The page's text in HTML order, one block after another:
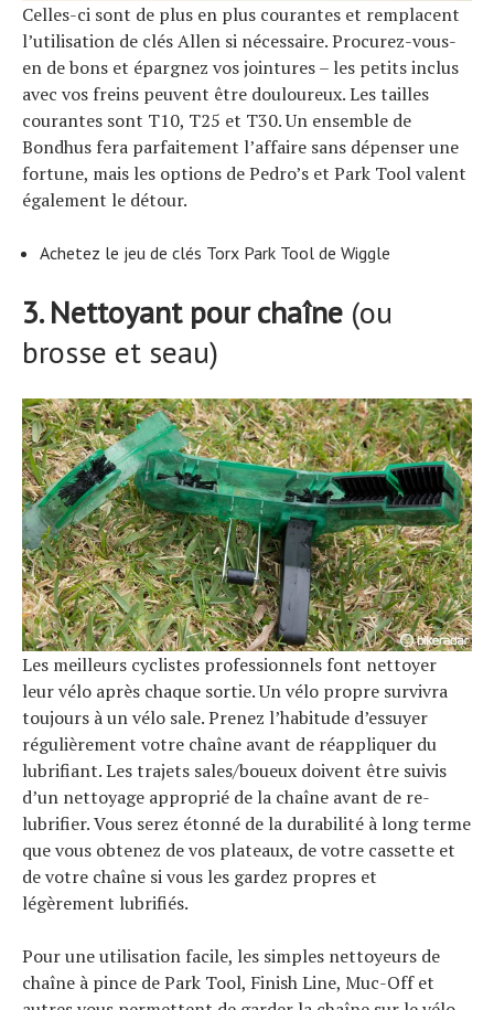
Celles-ci sont de plus en plus courantes et remplacent
l’utilisation de clés Allen si nécessaire. Procurez-vous-
en de bons et épargnez vos jointures – les petits inclus
avec vos freins peuvent être douloureux. Les tailles
courantes sont T10, T25 et T30. Un ensemble de
Bondhus fera parfaitement l’affaire sans dépenser une
fortune, mais les options de Pedro’s et Park Tool valent
également le détour.
Achetez le jeu de clés Torx Park Tool de Wiggle
3. Nettoyant pour chaîne (ou
brosse et seau)
Les meilleurs cyclistes professionnels font nettoyer
leur vélo après chaque sortie. Un vélo propre survivra
toujours à un vélo sale. Prenez l’habitude d’essuyer
régulièrement votre chaîne avant de réappliquer du
lubrifiant. Les trajets sales/boueux doivent être suivis
d’un nettoyage approprié de la chaîne avant de re-
lubrifier. Vous serez étonné de la durabilité à long terme
que vous obtenez de vos plateaux, de votre cassette et
de votre chaîne si vous les gardez propres et
légèrement lubrifiés.
Pour une utilisation facile, les simples nettoyeurs de
chaîne à pince de Park Tool, Finish Line, Muc-Off et